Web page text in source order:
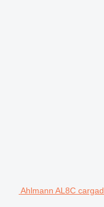
Ahlmann AL8C